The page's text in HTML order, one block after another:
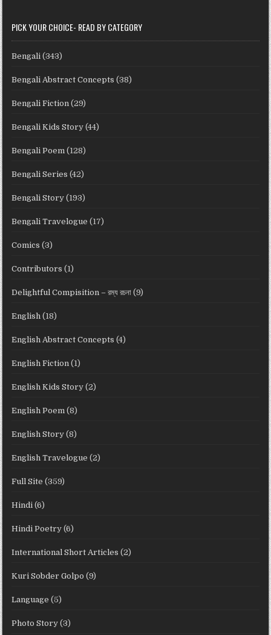
PICK YOUR CHOICE- READ BY CATEGORY
Bengali (343)
Bengali Abstract Concepts (38)
Bengali Fiction (29)
Bengali Kids Story (44)
Bengali Poem (128)
Bengali Series (42)
Bengali Story (193)
Bengali Travelogue (17)
Comics (3)
Contributors (1)
Delightful Compisition – রম্য রচনা (9)
English (18)
English Abstract Concepts (4)
English Fiction (1)
English Kids Story (2)
English Poem (8)
English Story (8)
English Travelogue (2)
Full Site (359)
Hindi (6)
Hindi Poetry (6)
International Short Articles (2)
Kuri Sobder Golpo (9)
Language (5)
Photo Story (3)